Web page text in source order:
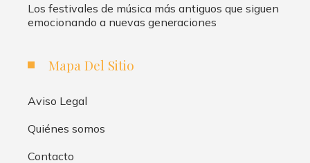
Los festivales de música más antiguos que siguen
emocionando a nuevas generaciones
Mapa Del Sitio
Aviso Legal
Quiénes somos
Contacto